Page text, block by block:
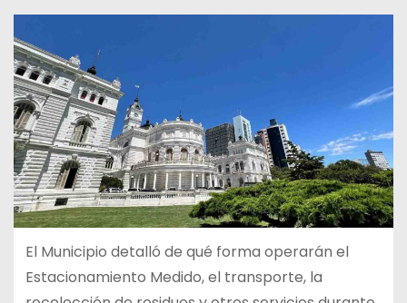
El Municipio detalló de qué forma operarán el
Estacionamiento Medido, el transporte, la